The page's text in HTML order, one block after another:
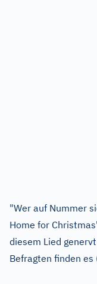
"Wer auf Nummer
Home for
diesem Lied
Befragten finden